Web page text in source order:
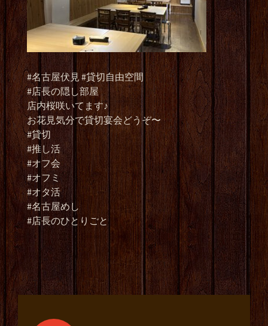
#名古屋伏見 #貸切自由空間
#店長の隠し部屋
店内桜咲いてます♪
お花見気分で貸切宴会どうぞ〜
#貸切
#推し活
#オフ会
#オフミ
#オタ活
#名古屋めし
#店長のひとりごと